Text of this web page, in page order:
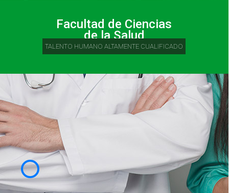
TALENTO HUMANO ALTAMENTE CUALIFICADO
Facultad de Ciencias
de la Salud